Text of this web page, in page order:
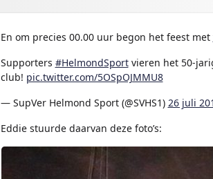
En om precies 00.00 uur begon het feest met
Supporters #HelmondSportvieren het 50-
club! pic.twitter.com/5OSpOJMMU8
— SupVer Helmond Sport (@SVHS1) 26 juli
Eddie stuurde daarvan deze foto’s: